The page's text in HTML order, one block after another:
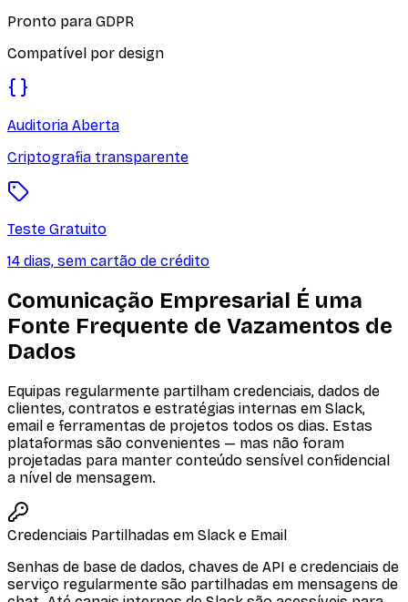
Pronto para GDPR
Compatível por design
Auditoria Aberta
Criptografia transparente
Teste Gratuito
14 dias, sem cartão de crédito
Comunicação Empresarial É uma
Fonte Frequente de Vazamentos de
Dados
Equipas regularmente partilham credenciais, dados de
clientes, contratos e estratégias internas em Slack,
email e ferramentas de projetos todos os dias. Estas
plataformas são convenientes — mas não foram
projetadas para manter conteúdo sensível confidencial
a nível de mensagem.
Credenciais Partilhadas em Slack e Email
Senhas de base de dados, chaves de API e credenciais de
serviço regularmente são partilhadas em mensagens de